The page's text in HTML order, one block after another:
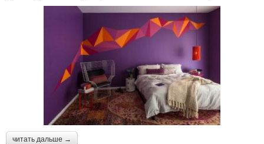
Водостойкая краска
Краска для ванной
комнаты
Водоэмульсионная
краска
Латексная краска
читать дальше →